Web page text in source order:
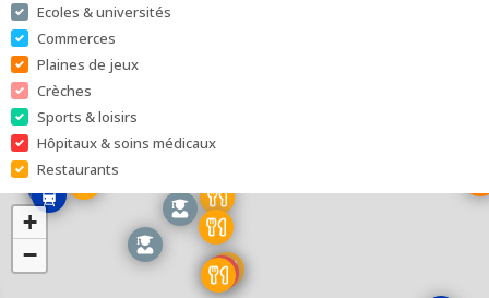
Ecoles & universités
Commerces
Plaines de jeux
Crèches
Sports & loisirs
Hôpitaux & soins médicaux
Restaurants
+
−